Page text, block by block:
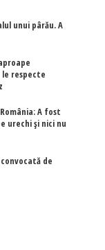
unui pârău. A
le respecte
A fost
urechi și nici nu
de